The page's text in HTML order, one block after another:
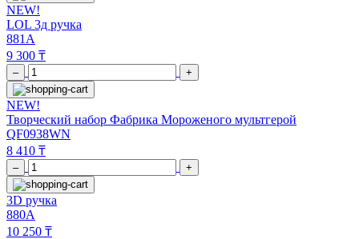
NEW!
LOL 3д ручка
881A
9 300 ₸
– +
NEW!
Творческий набор Фабрика Мороженого мультгерой
QF0938WN
8 410 ₸
– +
3D ручка
880A
10 250 ₸